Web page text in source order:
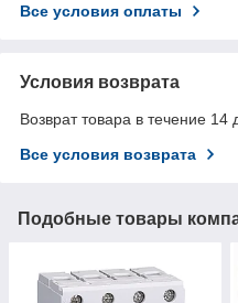
Все условия оплаты
Условия возврата
Возврат товара в течение 14
Все условия возврата
Подобные товары